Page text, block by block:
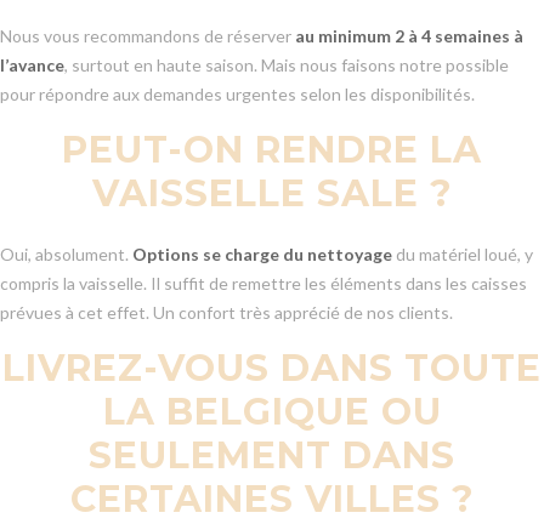
Nous vous recommandons de réserver au minimum 2 à 4 semaines à
l’avance, surtout en haute saison. Mais nous faisons notre possible
pour répondre aux demandes urgentes selon les disponibilités.
PEUT-ON RENDRE LA
VAISSELLE SALE ?
Oui, absolument. Options se charge du nettoyage du matériel loué, y
compris la vaisselle. Il suffit de remettre les éléments dans les caisses
prévues à cet effet. Un confort très apprécié de nos clients.
LIVREZ-VOUS DANS TOUTE
LA BELGIQUE OU
SEULEMENT DANS
CERTAINES VILLES ?